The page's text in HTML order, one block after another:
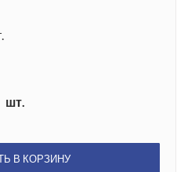
шт.
В КОРЗИНУ